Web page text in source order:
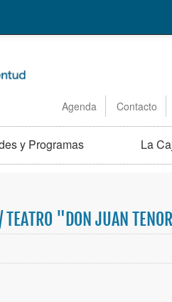
Agenda Contacto
y Programas La
"DON JUAN